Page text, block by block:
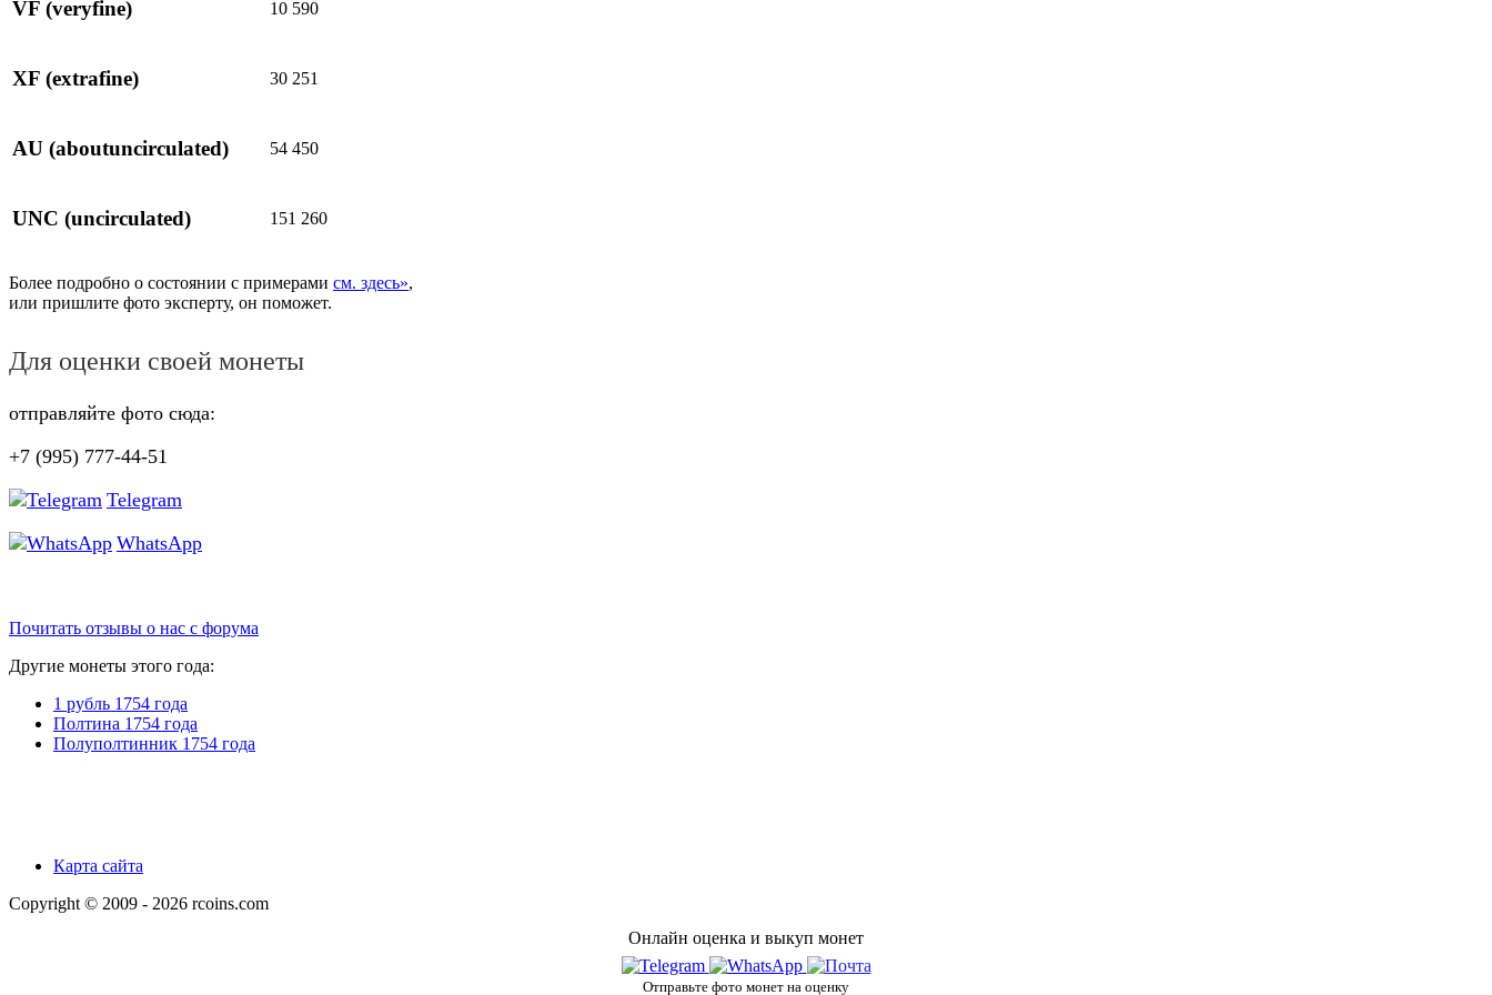
VF (veryfine) 10 590
XF (extrafine) 30 251
AU (aboutuncirculated) 54 450
UNC (uncirculated) 151 260
Более подробно о состоянии с примерами см. здесь»,
или пришлите фото эксперту, он поможет.
Для оценки своей монеты
отправляйте фото сюда:
+7 (995) 777-44-51
Telegram
WhatsApp
Почитать отзывы о нас с форума
Другие монеты этого года:
1 рубль 1754 года
Полтина 1754 года
Полуполтинник 1754 года
Карта сайта
Copyright © 2009 - 2026 rcoins.com
Онлайн оценка и выкуп монет
Отправьте фото монет на оценку